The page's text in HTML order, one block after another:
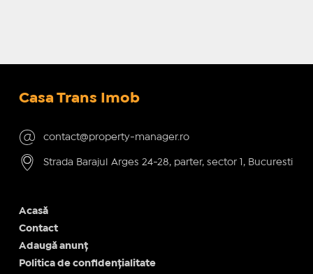
Casa Trans Imob
contact@property-manager.ro
Strada Barajul Arges 24-28, parter, sector 1, Bucuresti
Acasă
Contact
Adaugă anunț
Politica de confidențialitate